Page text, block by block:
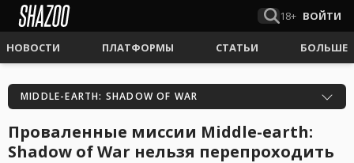
18+ ВОЙТИ
НОВОСТИ ПЛАТФОРМЫ СТАТЬИ БОЛЬШЕ
MIDDLE-EARTH: SHADOW OF WAR
Проваленные миссии Middle-earth:
Shadow of War нельзя перепроходить